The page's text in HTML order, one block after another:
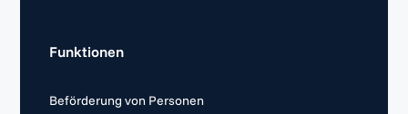
Funktionen
Beförderung von Personen